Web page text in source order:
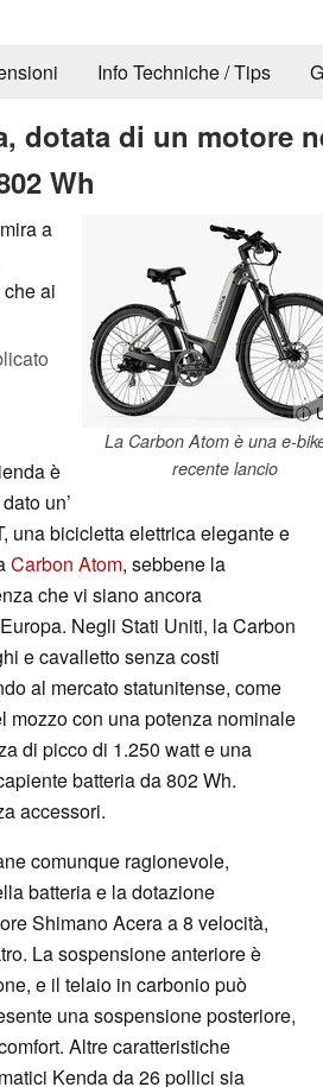
Info Techniche / Tips
dotata di un motore
Wh
ⓘ
La Carbon Atom è una e-
recente lancio
a
ai
è
un’
una bicicletta elettrica elegante e
Carbon Atom, sebbene la
che vi siano ancora
Negli Stati Uniti, la Carbon
e cavalletto senza costi
al mercato statunitense, come
mozzo con una potenza nominale
di picco di 1.250 watt e una
batteria da 802 Wh.
accessori.
comunque ragionevole,
batteria e la dotazione
Shimano Acera a 8 velocità,
La sospensione anteriore è
e il telaio in carbonio può
una sospensione posteriore,
Altre caratteristiche
Kenda da 26 pollici sia